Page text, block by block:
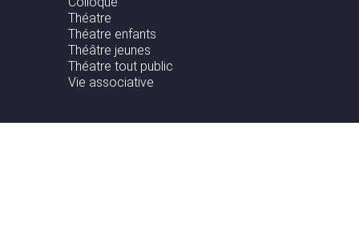
Théatre
Théatre enfants
Théâtre jeunes
Théatre tout public
Vie associative